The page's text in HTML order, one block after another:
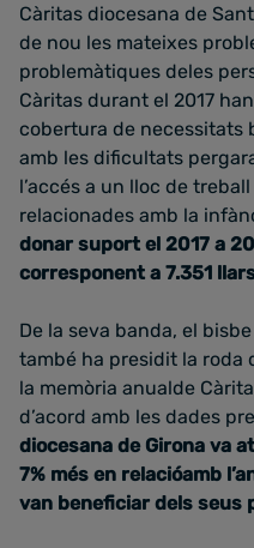
Càritas diocesana de
de nou les mateixes
problemàtiques deles
Càritas durant el 2017
cobertura de necessitats
amb les dificultats
l’accés a un lloc de
relacionades amb la
donar suport el 2017 a
corresponent a 7.351
De la seva banda, el
també ha presidit la roda
la memòria anualde
d’acord amb les dades
diocesana de Girona va
7% més en relacióamb
van beneficiar dels seus